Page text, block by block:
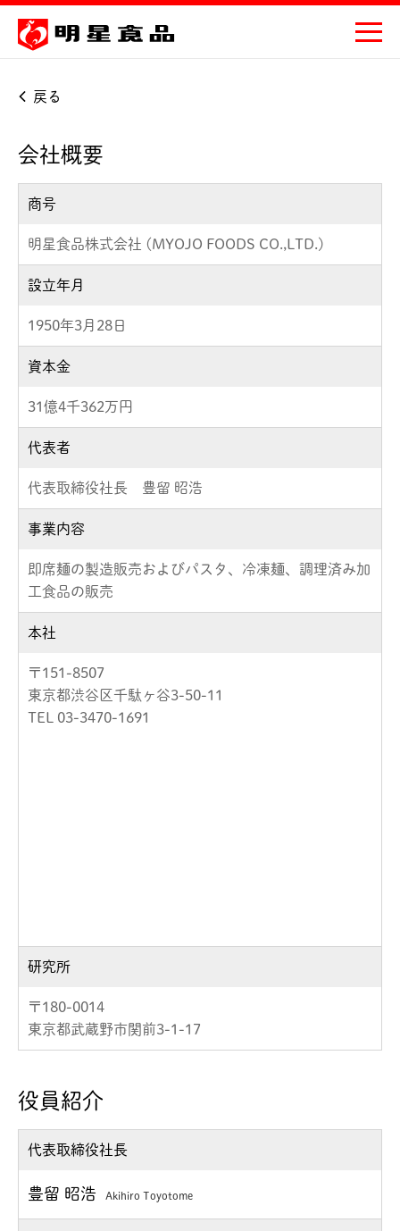
戻る
会社概要
商号
明星食品株式会社 (MYOJO FOODS CO.,LTD.)
設立年月
1950年3月28日
資本金
31億4千362万円
代表者
代表取締役社長 豊留 昭浩
事業内容
即席麺の製造販売およびパスタ、冷凍麺、調理済み加
工食品の販売
本社
〒151-8507
東京都渋谷区千駄ヶ谷3-50-11
TEL 03-3470-1691
研究所
〒180-0014
東京都武蔵野市関前3-1-17
役員紹介
代表取締役社長
豊留 昭浩 Akihiro Toyotome